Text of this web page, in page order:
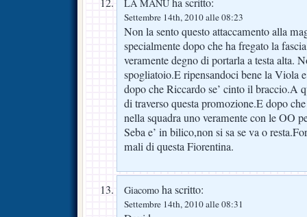
LA MANU
Settembre 14th, 2010 alle 08:23
Non la sento questo attaccamento alla
specialmente dopo che ha fregato la
veramente degno di portarla a testa alta.
spogliatoio.E ripensandoci bene la Viola
dopo che Riccardo se’ cinto il braccio.A
di traverso questa promozione.E dopo che
nella squadra uno veramente con le OO
Seba e’ in bilico,non si sa se va o
mali di questa Fiorentina.
Giacomo ha scritto:
Settembre 14th, 2010 alle 08:31